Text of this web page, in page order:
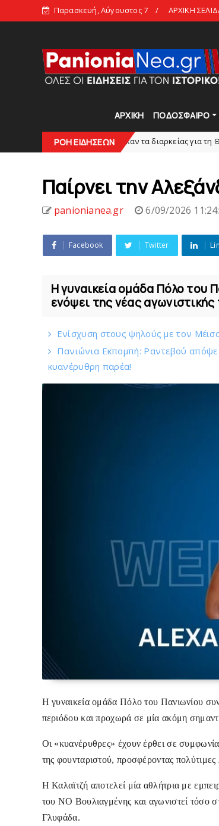
Παρασκευή, Αύγουστος 7 ΑΡΧΙΚΗ
ΑΡΧΙΚΗ ΠΟΔΟΣΦΑΙΡΟ
ΡΟΗ ΕΙΔΗΣΕΩΝ
Γυναικών: Εξαντλήθηκαν τα διαρκείας για τη Θύρα 2
Παίρνει την
panionianea.gr 6/09/2026
Facebook Twitter
Η γυναικεία ομάδα Πόλο του
ενόψει της νέας
Eνίσχυση στους ψηλούς με τον
Πανιώνια Εκπομπή: Ραντεβού απόψε
κυανέρυθρη παρέα!
Η γυναικεία ομάδα Πόλο του Πανιωνίου
περιόδουκαι προχωρά σε μία ακόμη
Οι «κυανέρυθρες» έχουν έρθει σε
της φουνταριστού, προσφέροντας
Η Καλαϊτζή αποτελεί μία αθλήτρια με
του ΝΟ Βουλιαγμένης και αγωνιστεί τόσο
Γλυφάδα.